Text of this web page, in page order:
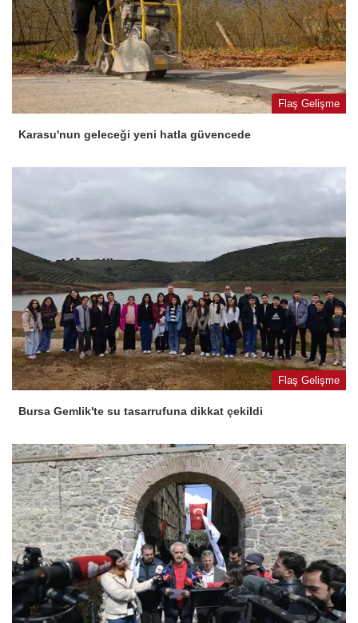
Flaş Gelişme
Karasu'nun geleceği yeni hatla güvencede
Flaş Gelişme
Bursa Gemlik'te su tasarrufuna dikkat çekildi